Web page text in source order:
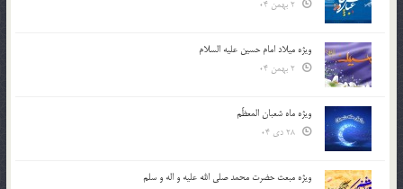
ویژه میلاد امام حسین علیه السلام
ویژه ماه شعبان المعظّم
ویژه مبعث حضرت محمد صلی الله علیه و اله و سلم